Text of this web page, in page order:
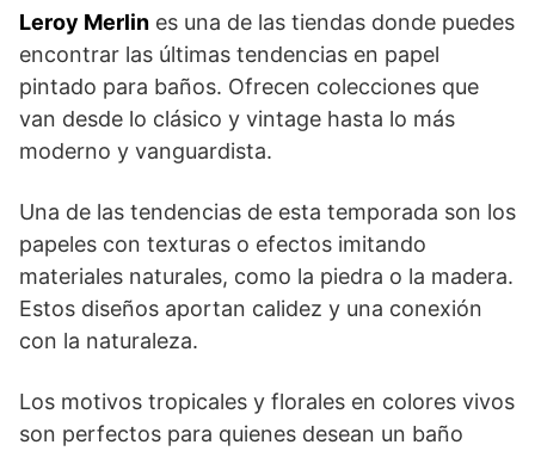
Leroy Merlin es una de las tiendas donde puedes
encontrar las últimas tendencias en papel
pintado para baños. Ofrecen colecciones que
van desde lo clásico y vintage hasta lo más
moderno y vanguardista.
Una de las tendencias de esta temporada son los
papeles con texturas o efectos imitando
materiales naturales, como la piedra o la madera.
Estos diseños aportan calidez y una conexión
con la naturaleza.
Los motivos tropicales y florales en colores vivos
son perfectos para quienes desean un baño